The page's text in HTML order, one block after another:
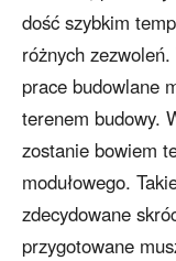
dość szybkim
różnych
prace budowlane
terenem budowy.
zostanie bowiem
modułowego.
zdecydowane
przygotowane